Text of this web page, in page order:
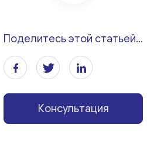
Поделитесь этой статьей...
Консультация